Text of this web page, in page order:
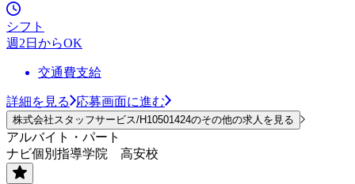
シフト
週2日からOK
交通費支給
詳細を見る 応募画面に進む
株式会社スタッフサービス/H10501424のその他の求人を見る
アルバイト・パート
ナビ個別指導学院 高安校